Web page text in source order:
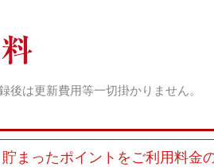
は更新費用等一切掛かりません。
貯まったポイントをご利用料金